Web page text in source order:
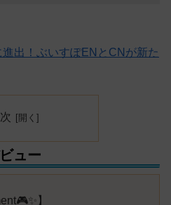
進出！ぶいすぽENとCNが新た
ュー
】